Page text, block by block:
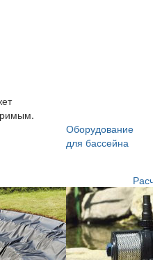
Оборудование
для бассейна